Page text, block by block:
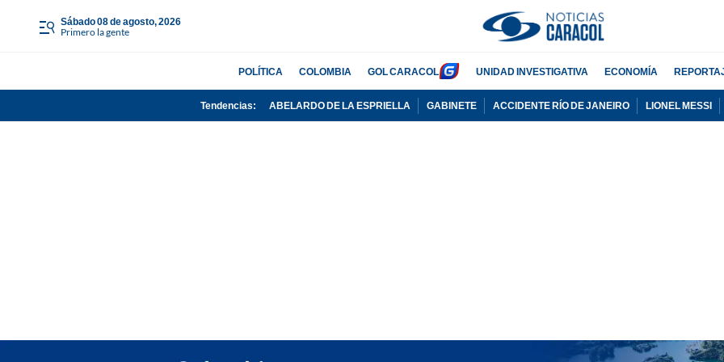
sábado 08 de agosto, 2026
Primero la gente
POLÍTICA COLOMBIA GOL CARACOL UNIDAD INVESTIGATIVA ECONOMÍA
Tendencias: ABELARDO DE LA ESPRIELLA GABINETE ACCIDENTE RÍO DE JANEIRO LIONEL MESSI